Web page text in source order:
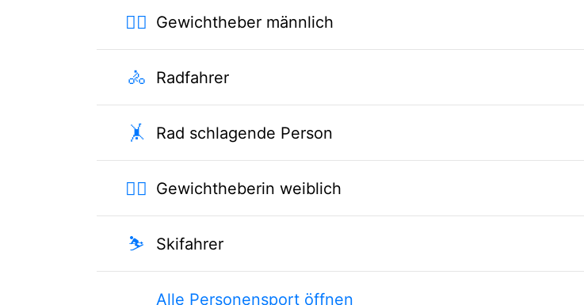
🏋️‍♂️ Gewichtheber männlich
🚴 Radfahrer
🤸 Rad schlagende Person
🏋️‍♀️ Gewichtheberin weiblich
⛷ Skifahrer
Alle Personensport öffnen